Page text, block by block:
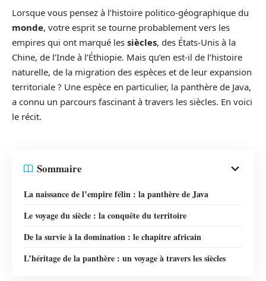
Lorsque vous pensez à l’histoire politico-géographique du
monde, votre esprit se tourne probablement vers les
empires qui ont marqué les siècles, des États-Unis à la
Chine, de l’Inde à l’Éthiopie. Mais qu’en est-il de l’histoire
naturelle, de la migration des espèces et de leur expansion
territoriale ? Une espèce en particulier, la panthère de Java,
a connu un parcours fascinant à travers les siècles. En voici
le récit.
Sommaire
La naissance de l’empire félin : la panthère de Java
Le voyage du siècle : la conquête du territoire
De la survie à la domination : le chapitre africain
L’héritage de la panthère : un voyage à travers les siècles